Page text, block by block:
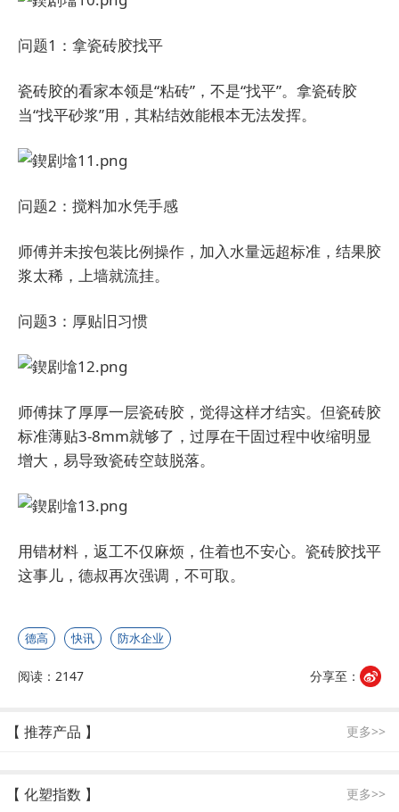
问题1：拿瓷砖胶找平
瓷砖胶的看家本领是“粘砖”，不是“找平”。拿瓷砖胶
当“找平砂浆”用，其粘结效能根本无法发挥。
问题2：搅料加水凭手感
师傅并未按包装比例操作，加入水量远超标准，结果胶
浆太稀，上墙就流挂。
问题3：厚贴旧习惯
师傅抹了厚厚一层瓷砖胶，觉得这样才结实。但瓷砖胶
标准薄贴3-8mm就够了，过厚在干固过程中收缩明显
增大，易导致瓷砖空鼓脱落。
用错材料，返工不仅麻烦，住着也不安心。瓷砖胶找平
这事儿，德叔再次强调，不可取。
德高 快讯 防水企业
阅读：2147 分享至：
【 推荐产品 】 更多>>
【 化塑指数 】 更多>>